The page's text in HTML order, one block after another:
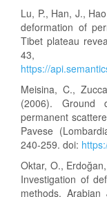
Lu, P., Han, J.,
deformation of
Tibet plateau
43,
https://
Meisina, C.,
(2006). Ground
permanent
Pavese
240-259. doi:
Oktar, O.,
Investigation of
methods.